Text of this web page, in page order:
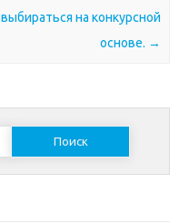
выбираться на конкурсной
основе. →